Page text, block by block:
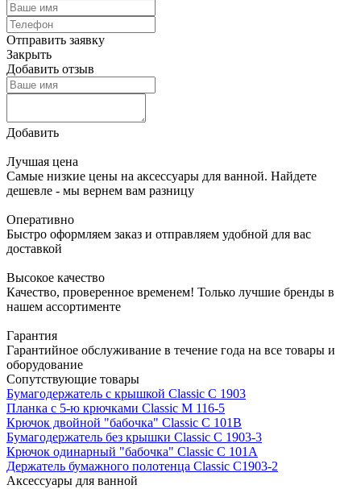
Отправить заявку
Закрыть
Добавить отзыв
Добавить
Лучшая цена
Самые низкие цены на аксессуары для ванной. Найдете
дешевле - мы вернем вам разницу
Оперативно
Быстро оформляем заказ и отправляем удобной для вас
доставкой
Высокое качество
Качество, проверенное временем! Только лучшие бренды в
нашем ассортименте
Гарантия
Гарантийное обслуживание в течение года на все товары и
оборудование
Сопутствующие товары
Бумагодержатель с крышкой Classic С 1903
Планка с 5-ю крючками Classic М 116-5
Крючок двойной "бабочка" Classic С 101В
Бумагодержатель без крышки Classic С 1903-3
Крючок одинарный "бабочка" Classic С 101А
Держатель бумажного полотенца Classic С1903-2
Аксессуары для ванной